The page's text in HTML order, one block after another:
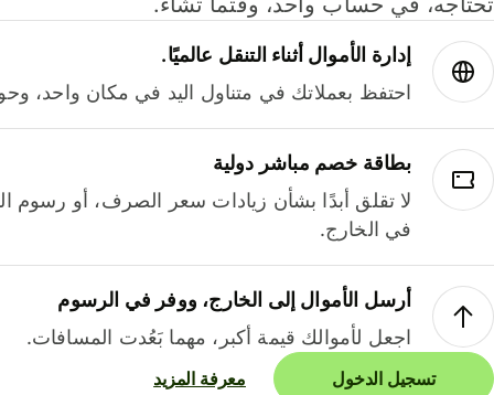
إدارة الأموال أثناء التنقل عالميًا.
احتفظ بعملاتك في متناول اليد في مكان واحد،
بطاقة خصم مباشر دولية
لا تقلق أبدًا بشأن زيادات سعر الصرف، أو رسوم
في الخارج.
أرسل الأموال إلى الخارج، ووفر في الرسوم
اجعل لأموالك قيمة أكبر، مهما بَعُدت المسافات.
تسجيل الدخول معرفة المزيد